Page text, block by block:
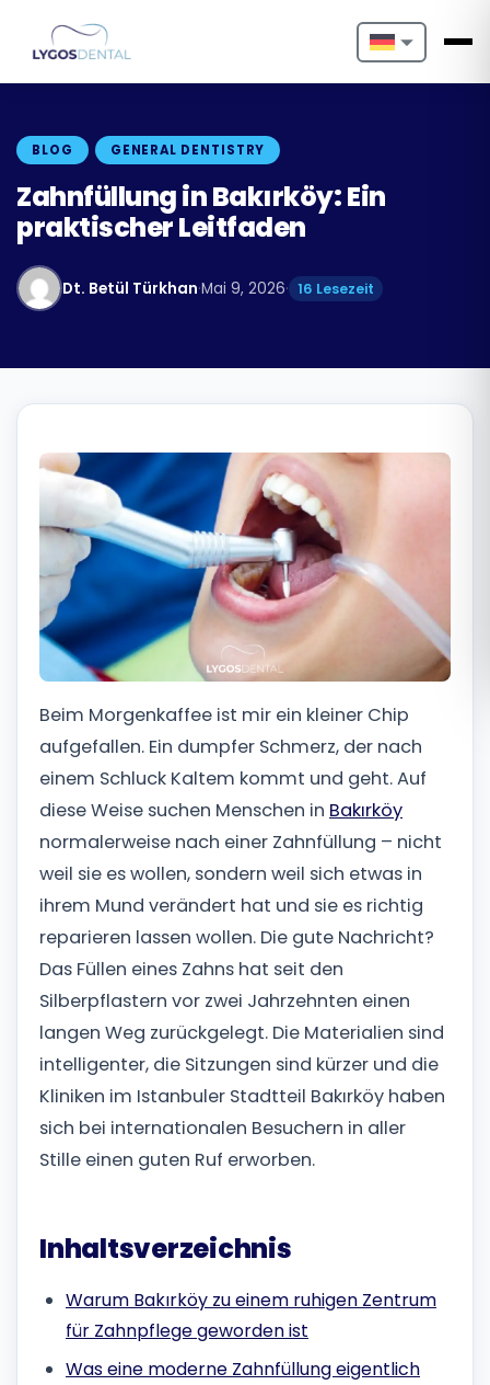
Nederlands
Français
Português
Русский
BLOG GENERAL DENTISTRY
Zahnfüllung in Bakırköy: Ein
praktischer Leitfaden
Dt. Betül Türkhan·Mai 9, 2026· 16 Lesezeit
Beim Morgenkaffee ist mir ein kleiner Chip
aufgefallen. Ein dumpfer Schmerz, der nach
einem Schluck Kaltem kommt und geht. Auf
diese Weise suchen Menschen in Bakırköy
normalerweise nach einer Zahnfüllung – nicht
weil sie es wollen, sondern weil sich etwas in
ihrem Mund verändert hat und sie es richtig
reparieren lassen wollen. Die gute Nachricht?
Das Füllen eines Zahns hat seit den
Silberpflastern vor zwei Jahrzehnten einen
langen Weg zurückgelegt. Die Materialien sind
intelligenter, die Sitzungen sind kürzer und die
Kliniken im Istanbuler Stadtteil Bakırköy haben
sich bei internationalen Besuchern in aller
Stille einen guten Ruf erworben.
Inhaltsverzeichnis
Warum Bakırköy zu einem ruhigen Zentrum
für Zahnpflege geworden ist
Was eine moderne Zahnfüllung eigentlich